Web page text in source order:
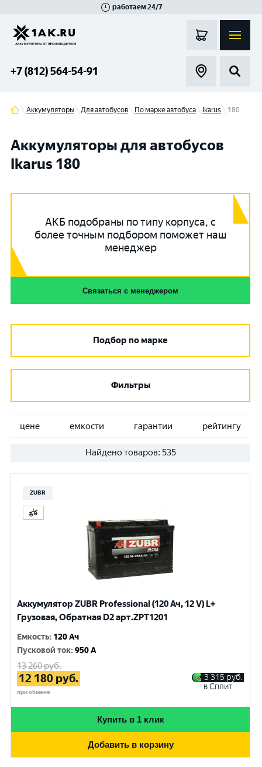
работаем 24/7
+7 (812) 564-54-91
Аккумуляторы Для автобусов По марке автобуса Ikarus 180
Аккумуляторы для автобусов
Ikarus 180
АКБ подобраны по типу корпуса, с
более точным подбором поможет наш
менеджер
Связаться с менеджером
Подбор по марке
Фильтры
цене емкости гарантии рейтингу
Найдено товаров: 535
ZUBR
Аккумулятор ZUBR Professional (120 Ач, 12 V) L+
Грузовая, Обратная D2 арт.ZPT1201
Емкость: 120 Ач
Пусковой ток:950 A
13 260руб.
12 180 руб.
при обмене
3 315 руб.
в Сплит
Купить в 1 клик
Добавить в корзину
Гатчина